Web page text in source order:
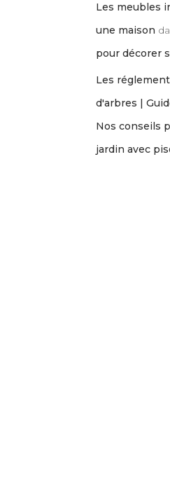
Les meubles
une maison
pour décorer
Les
d'arbres |
Nos conseils
jardin avec